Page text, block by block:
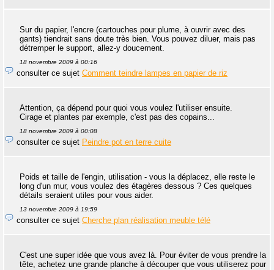
Sur du papier, l'encre (cartouches pour plume, à ouvrir avec des
gants) tiendrait sans doute très bien. Vous pouvez diluer, mais pas
détremper le support, allez-y doucement.
18 novembre 2009 à 00:16
consulter ce sujet Comment teindre lampes en papier de riz
Attention, ça dépend pour quoi vous voulez l'utiliser ensuite.
Cirage et plantes par exemple, c'est pas des copains...
18 novembre 2009 à 00:08
consulter ce sujet Peindre pot en terre cuite
Poids et taille de l'engin, utilisation - vous la déplacez, elle reste le
long d'un mur, vous voulez des étagères dessous ? Ces quelques
détails seraient utiles pour vous aider.
13 novembre 2009 à 19:59
consulter ce sujet Cherche plan réalisation meuble télé
C'est une super idée que vous avez là. Pour éviter de vous prendre la
tête, achetez une grande planche à découper que vous utiliserez pour